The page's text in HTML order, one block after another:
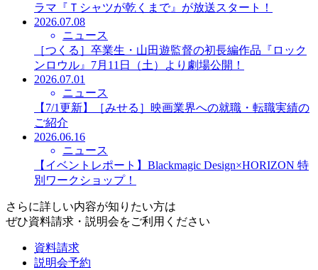
ラマ『Ｔシャツが乾くまで』が放送スタート！
2026.07.08
ニュース
［つくる］卒業生・山田遊監督の初長編作品『ロック
ンロウル』7月11日（土）より劇場公開！
2026.07.01
ニュース
【7/1更新】［みせる］映画業界への就職・転職実績の
ご紹介
2026.06.16
ニュース
【イベントレポート】Blackmagic Design×HORIZON 特
別ワークショップ！
さらに詳しい内容が知りたい方は
ぜひ資料請求・説明会をご利用ください
資料請求
説明会予約